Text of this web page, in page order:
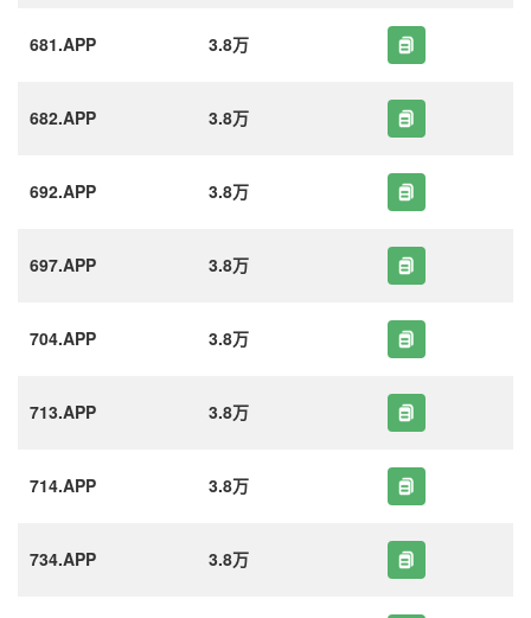
681.APP 3.8万
682.APP 3.8万
692.APP 3.8万
697.APP 3.8万
704.APP 3.8万
713.APP 3.8万
714.APP 3.8万
734.APP 3.8万